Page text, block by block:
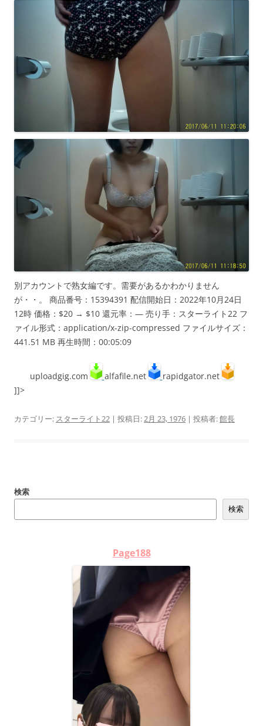
別アカウントで熟女編です。需要があるかわかりません
が・・。 商品番号：15394391 配信開始日：2022年10月24日
12時 価格：$20 → $10 還元率：— 売り手：スターライト22 フ
ァイル形式：application/x-zip-compressed ファイルサイズ：
441.51 MB 再生時間：00:05:09
uploadgig.com alfafile.net
rapidgator.net
]]>
カテゴリー: スターライト22 | 投稿日:2月 23, 1976 | 投稿者:館長
検索
検索
Page188